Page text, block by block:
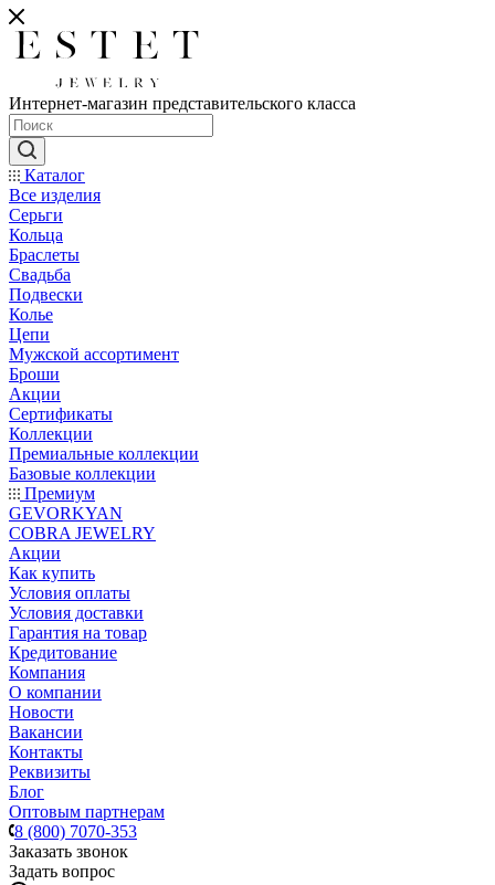
Интернет-магазин представительского класса
Каталог
Все изделия
Серьги
Кольца
Браслеты
Свадьба
Подвески
Колье
Цепи
Мужской ассортимент
Броши
Акции
Сертификаты
Коллекции
Премиальные коллекции
Базовые коллекции
Премиум
GEVORKYAN
COBRA JEWELRY
Акции
Как купить
Условия оплаты
Условия доставки
Гарантия на товар
Кредитование
Компания
О компании
Новости
Вакансии
Контакты
Реквизиты
Блог
Оптовым партнерам
8 (800) 7070-353
Заказать звонок
Задать вопрос